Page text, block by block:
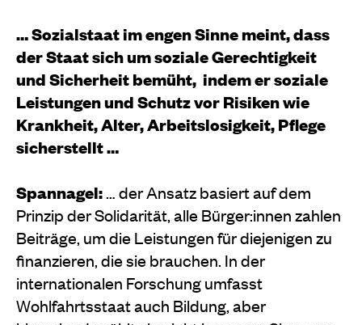
… Sozialstaat im engen Sinne meint, dass
der Staat sich um soziale Gerechtigkeit
und Sicherheit bemüht, indem er soziale
Leistungen und Schutz vor Risiken wie
Krankheit, Alter, Arbeitslosigkeit, Pflege
sicherstellt …
Spannagel:… der Ansatz basiert auf dem
Prinzip der Solidarität, alle Bürger:innen zahlen
Beiträge, um die Leistungen für diejenigen zu
finanzieren, die sie brauchen. In der
internationalen Forschung umfasst
Wohlfahrtsstaat auch Bildung, aber